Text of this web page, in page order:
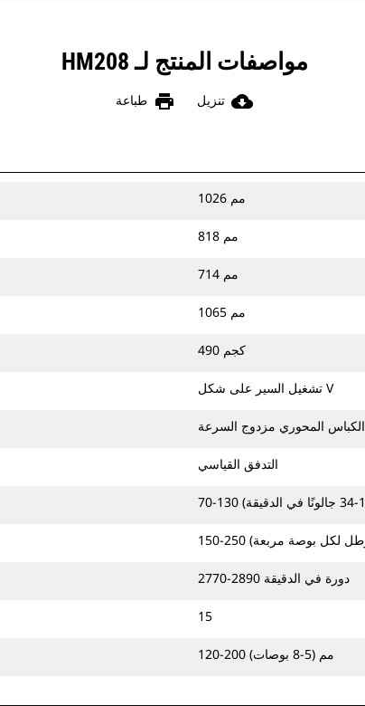
مواصفات المنتج لـ HM208
cloud_download تنزيل print طباعة
1026 مم
818 مم
714 مم
1065 مم
490 كجم
تشغيل السير على شكل V
الكباس المحوري مزدوج السرعة
التدفق القياسي
2770-2890 دورة في الدقيقة
15
120-200 مم (5-8 بوصات)